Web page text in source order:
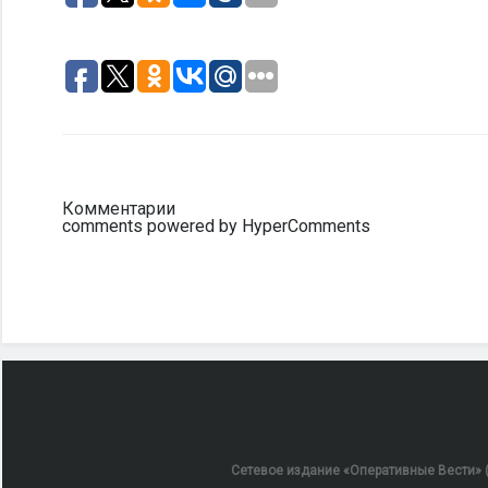
Комментарии
comments powered by HyperComments
Сетевое издание «Оперативные Вести»